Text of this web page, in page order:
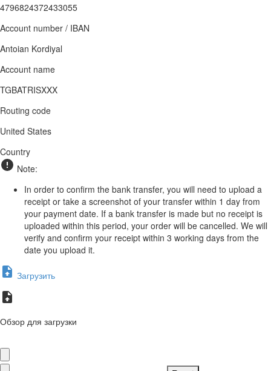
4796824372433055
Account number / IBAN
Antoian Kordiyal
Account name
TGBATRISXXX
Routing code
United States
Country
Note:
In order to confirm the bank transfer, you will need to upload a
receipt or take a screenshot of your transfer within 1 day from
your payment date. If a bank transfer is made but no receipt is
uploaded within this period, your order will be cancelled. We will
verify and confirm your receipt within 3 working days from the
date you upload it.
Загрузить
Обзор для загрузки